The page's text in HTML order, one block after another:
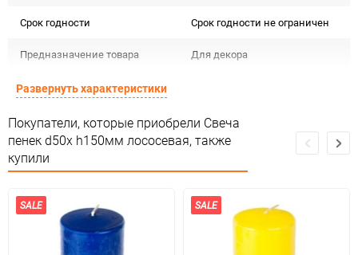
Срок годности Срок годности не ограничен
Предназначение товара Для декора
Сертификация
Особые условия Особых условий не требует
Минимальное количество 1
Единица измерения шт
Развернуть характеристики
Покупатели, которые приобрели Свеча
пенек d50х h150мм лососевая, также
купили
SALE SALE